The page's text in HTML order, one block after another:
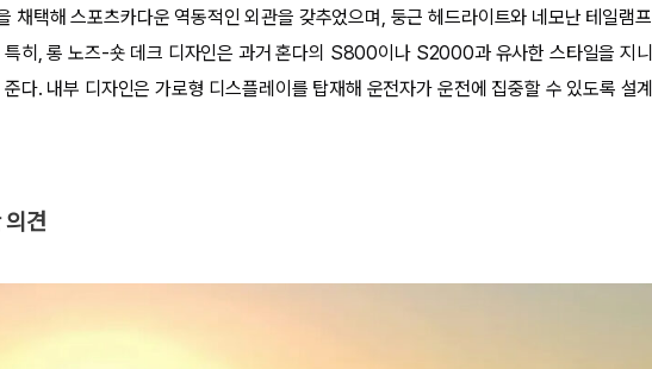
채택해 스포츠카다운 역동적인 외관을 갖추었으며, 둥근 헤드라이트와 네모난 테일램프
특히, 롱 노즈-숏 데크 디자인은 과거 혼다의 S800이나 S2000과 유사한 스타일을 지니
다. 내부 디자인은 가로형 디스플레이를 탑재해 운전자가 운전에 집중할 수 있도록 설계
의견